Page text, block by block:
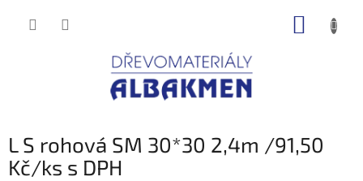
L S rohová SM 30*30 2,4m /91,50
Kč/ks s DPH